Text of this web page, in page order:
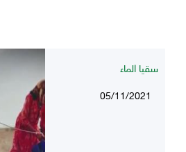
سقيا الماء
05/11/2021